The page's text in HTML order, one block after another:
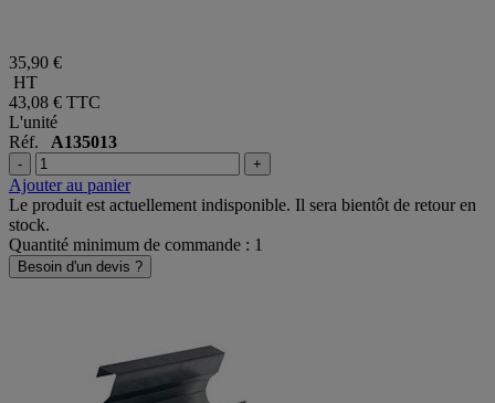
35,90 €
HT
43,08 €
L'unité
Réf.A135013
- +
Ajouter au panier
Le produit est actuellement indisponible. Il sera bientôt de retour en
stock.
Quantité minimum de commande : 1
Besoin d'un devis ?